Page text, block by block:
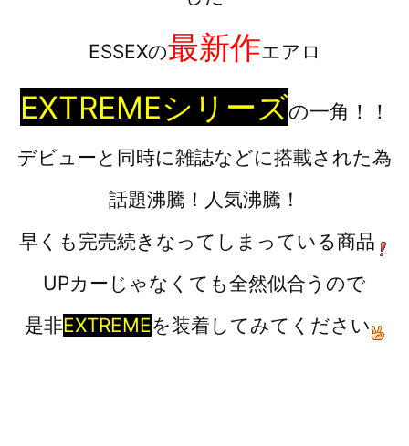
ESSEXの最新作エアロ
EXTREMEシリーズの一角！！
デビューと同時に雑誌などに搭載された為
話題沸騰！人気沸騰！
早くも完売続きなってしまっている商品
UPカーじゃなくても全然似合うので
是非EXTREMEを装着してみてください